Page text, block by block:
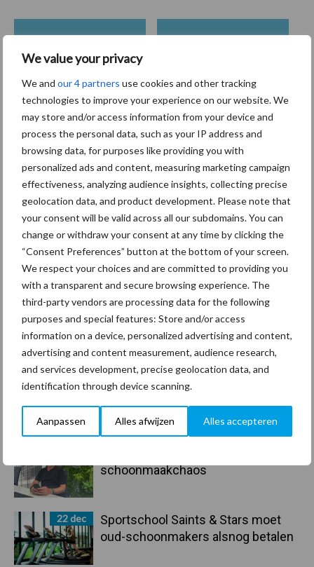
We value your privacy
We and our 4 partners use cookies and other tracking
technologies to improve your experience on our website. We
may store and/or access information from your device and
process the personal data, such as your IP address and
browsing data, for purposes like providing you with
personalized ads and content, measuring marketing campaign
effectiveness, analyzing audience insights, collecting precise
geolocation data, and product development. Please note that
your consent will be valid across all our subdomains. You can
change or withdraw your consent at any time by clicking the
“Consent Preferences” button at the bottom of your screen.
We respect your choices and are committed to providing you
with a transparent and secure browsing experience. The
third-party vendors are processing data for the following
purposes and special features: Store and/or access
information on a device, personalized advertising and content,
advertising and content measurement, audience research,
and services development, precise geolocation data, and
identification through device scanning.
Aanpassen Alles afwijzen Alles accepteren
Primaire
Sidebar
Recent nieuws Partner nieuws
30 dec
Hervorming flexibele
arbeidscontracten kent mitsen en
maren
29 dec
Freddy van de Ridder Cleaners:
“Glazenwassen zit in m’n bloed,
maar innoveren is mijn toekomst”
24 dec
Friendship Sports Centre maakt
vrienden voor het leven
schoonmaakchaos
22 dec
Sportschool Saints & Stars moet
oud-schoonmakers alsnog betalen
Toon meer